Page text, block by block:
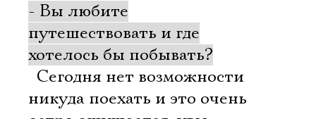
- Вы любите
путешествовать и где
хотелось бы побывать?
 Сегодня нет возможности
никуда поехать и это очень